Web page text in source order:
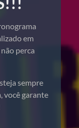
em
perca
sempre
você garante